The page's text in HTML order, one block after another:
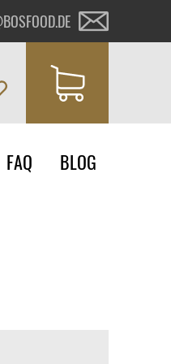
FAQ BLOG